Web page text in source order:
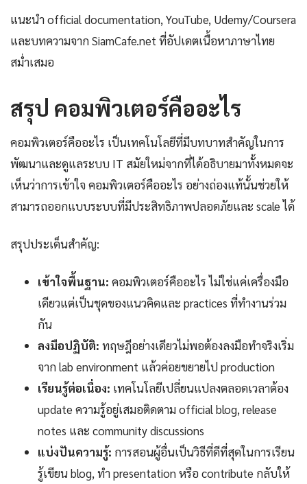
แนะนำ official documentation, YouTube, Udemy/Coursera
และบทความจาก SiamCafe.net ที่อัปเดตเนื้อหาภาษาไทย
สม่ำเสมอ
สรุป คอมพิวเตอร์คืออะไร
คอมพิวเตอร์คืออะไร เป็นเทคโนโลยีที่มีบทบาทสำคัญในการ
พัฒนาและดูแลระบบ IT สมัยใหม่จากที่ได้อธิบายมาทั้งหมดจะ
เห็นว่าการเข้าใจ คอมพิวเตอร์คืออะไร อย่างถ่องแท้นั้นช่วยให้
สามารถออกแบบระบบที่มีประสิทธิภาพปลอดภัยและ scale ได้
สรุปประเด็นสำคัญ:
เข้าใจพื้นฐาน: คอมพิวเตอร์คืออะไร ไม่ใช่แค่เครื่องมือ
เดียวแต่เป็นชุดของแนวคิดและ practices ที่ทำงานร่วม
กัน
ลงมือปฏิบัติ: ทฤษฎีอย่างเดียวไม่พอต้องลงมือทำจริงเริ่ม
จาก lab environment แล้วค่อยขยายไป production
เรียนรู้ต่อเนื่อง: เทคโนโลยีเปลี่ยนแปลงตลอดเวลาต้อง
update ความรู้อยู่เสมอติดตาม official blog, release
notes และ community discussions
แบ่งปันความรู้: การสอนผู้อื่นเป็นวิธีที่ดีที่สุดในการเรียน
รู้เขียน blog, ทำ presentation หรือ contribute กลับให้